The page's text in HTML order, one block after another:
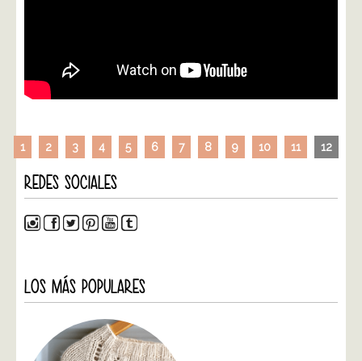
1 2 3 4 5 6 7 8 9 10 11 12
REDES SOCIALES
LOS MÁS POPULARES